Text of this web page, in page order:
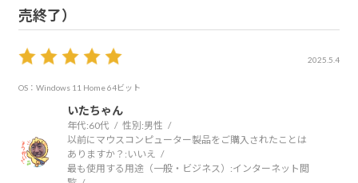
売終了）
2025.5.4
OS：Windows 11 Home 64ビット
いたちゃん
年代:60代 性別:男性
以前にマウスコンピューター製品をご購入されたことは
ありますか？: いいえ
最も使用する用途（一般・ビジネス）:インターネット閲